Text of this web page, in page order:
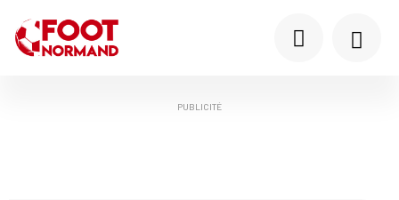
PUBLICITÉ